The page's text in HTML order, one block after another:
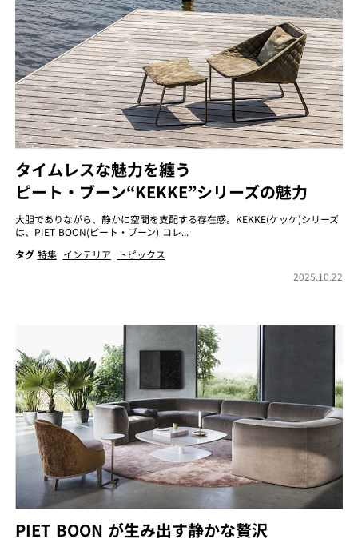
タイムレスな魅力を纏う
ピート・ブーン“KEKKE”シリーズの魅力
大胆でありながら、静かに空間を支配する存在感。KEKKE(ケッケ)シリーズ
は、PIET BOON(ピート・ブーン) コレ...
タグ 特集 インテリア
トピックス
2025.10.22
PIET BOON が生み出す静かな贅沢